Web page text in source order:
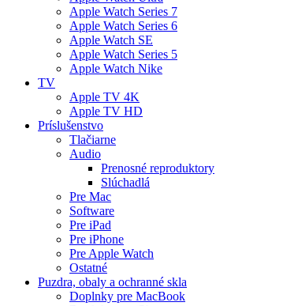
Apple Watch Series 7
Apple Watch Series 6
Apple Watch SE
Apple Watch Series 5
Apple Watch Nike
TV
Apple TV 4K
Apple TV HD
Príslušenstvo
Tlačiarne
Audio
Prenosné reproduktory
Slúchadlá
Pre Mac
Software
Pre iPad
Pre iPhone
Pre Apple Watch
Ostatné
Puzdra, obaly a ochranné skla
Doplnky pre MacBook